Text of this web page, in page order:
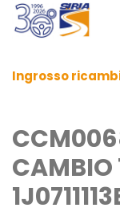
Ingrosso
CAMBIO